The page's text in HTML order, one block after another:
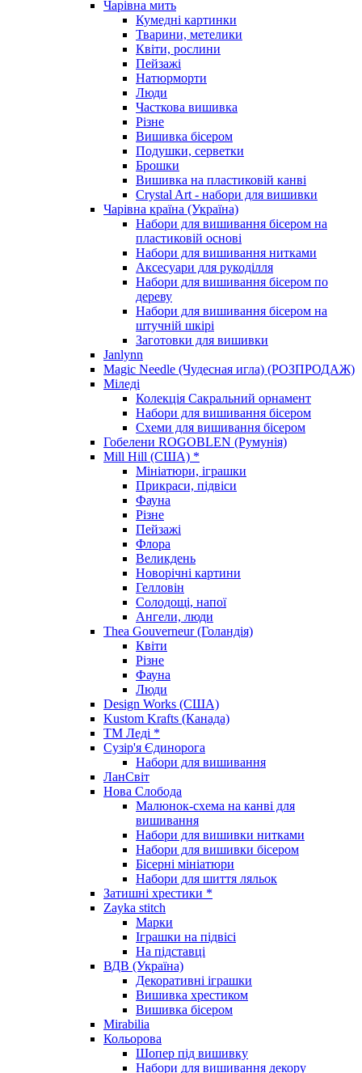
Чарiвна мить
Кумедні картинки
Тварини, метелики
Квіти, рослини
Пейзажі
Натюрморти
Люди
Часткова вишивка
Різне
Вишивка бісером
Подушки, серветки
Брошки
Вишивка на пластиковій канві
Crystal Art - набори для вишивки
Чарівна країна (Україна)
Набори для вишивання бісером на
пластиковій основі
Набори для вишивання нитками
Аксесуари для рукоділля
Набори для вишивання бісером по
дереву
Набори для вишивання бісером на
штучній шкірі
Заготовки для вишивки
Janlynn
Magic Needle (Чудесная игла) (РОЗПРОДАЖ)
Міледі
Колекція Сакральний орнамент
Набори для вишивання бісером
Схеми для вишивання бісером
Гобелени ROGOBLEN (Румунія)
Mill Hill (США) *
Мініатюри, іграшки
Прикраси, підвіси
Фауна
Різне
Пейзажі
Флора
Великдень
Новорічні картини
Гелловін
Солодощі, напої
Ангели, люди
Thea Gouverneur (Голандія)
Квіти
Різне
Фауна
Люди
Design Works (США)
Kustom Krafts (Канада)
ТМ Леді *
Сузір'я Єдинорога
Набори для вишивання
ЛанСвіт
Нова Слобода
Малюнок-схема на канві для
вишивання
Набори для вишивки нитками
Набори для вишивки бісером
Бісерні мініатюри
Набори для шиття ляльок
Затишні хрестики *
Zayka stitch
Марки
Іграшки на підвісі
На підставці
ВДВ (Україна)
Декоративні іграшки
Вишивка хрестиком
Вишивка бісером
Mirabilia
Кольорова
Шопер під вишивку
Набори для вишивання декору